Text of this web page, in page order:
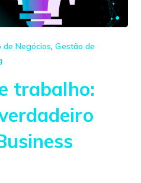
de Negócios,Gestão de
trabalho: